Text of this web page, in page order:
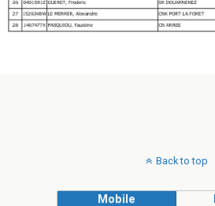
Back to top
Mobile